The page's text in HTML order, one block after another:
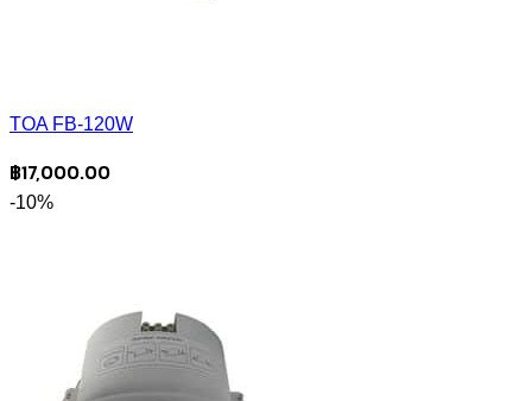
TOA FB-120W
฿17,000.00
-10%